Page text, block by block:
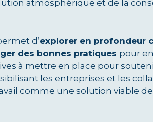
atmosphérique et de la
d’explorer en profondeur
des bonnes pratiques pour
à mettre en place pour
les entreprises et les
comme une solution viable de